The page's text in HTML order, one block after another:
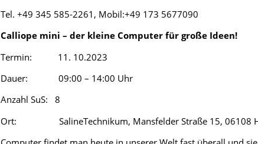
Tel. +49 345 585-2261, Mobil:+49 173 5677090
Calliope mini – der kleine Computer für große Ideen!
Termin: 11. 10.2023
Dauer: 09:00 – 14:00 Uhr
Anzahl SuS: 8
Ort: SalineTechnikum, Mansfelder Straße 15, 06108